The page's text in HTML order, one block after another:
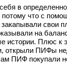
в
потому что с
свои
на
истории. Плюс к
открыли ПИФы
ПИФ покупали